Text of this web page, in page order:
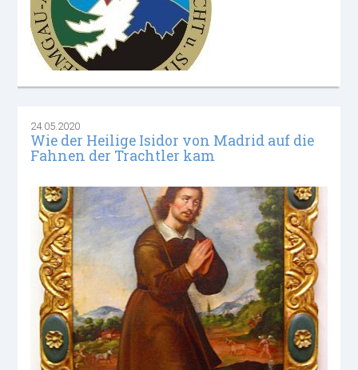
24.05.2020
Wie der Heilige Isidor von Madrid auf die
Fahnen der Trachtler kam